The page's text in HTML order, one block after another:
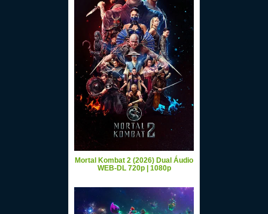
Mortal Kombat 2 (2026) Dual Áudio
WEB-DL 720p | 1080p